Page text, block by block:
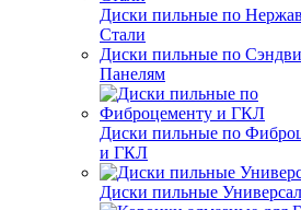
Диски пильные по
Стали
Диски пильные по
Панелям
Диски пильные по
и ГКЛ
Диски пильные